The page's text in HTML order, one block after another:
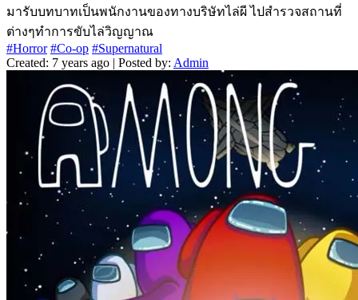
มารับบทบาทเป็นพนักงานของทางบริษัทไล่ผี ไปสำรวจสถานที่
ต่างๆทำการขับไล่วิญญาณ
#Horror #Co-op #Supernatural
Created: 7 years ago | Posted by: Admin